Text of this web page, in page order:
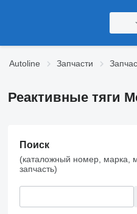
Autoline Запчасти
Реактивные тяги
Поиск
(каталожный номер, марка,
запчасть)